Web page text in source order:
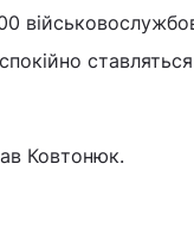
Ковтонюк.